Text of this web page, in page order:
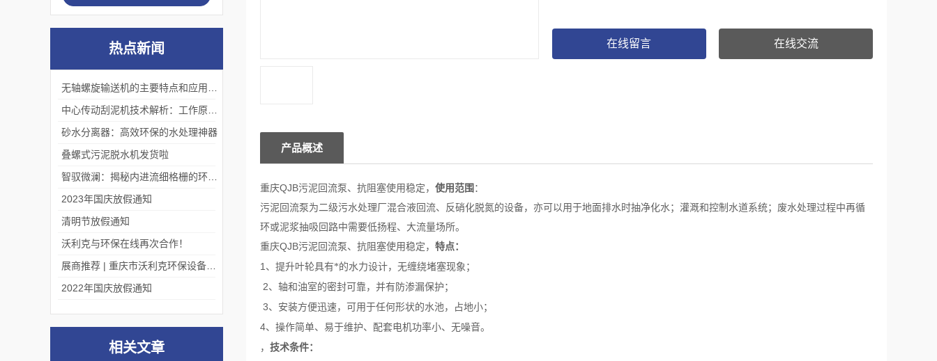
在线留言 在线交流
产品概述
重庆QJB污泥回流泵、抗阻塞使用稳定， 使用范围 ：
污泥回流泵为二级污水处理厂混合液回流、反硝化脱氮的设备，亦可以用于地面排水时抽净化水；灌溉和控制水道系统；废水处理过程中再循
环或泥浆抽吸回路中需要低扬程、大流量场所。
重庆QJB污泥回流泵、抗阻塞使用稳定， 特点：
1 、提升叶轮具有*的水力设计，无缠绕堵塞现象；
2、轴和油室的密封可靠，并有防渗漏保护；
3、安装方便迅速，可用于任何形状的水池，占地小；
4、操作简单、易于维护、配套电机功率小、无噪音。
， 技术条件：
热点新闻
砂水分离器：高效环保的水处理神器
叠螺式污泥脱水机发货啦
2023年国庆放假通知
清明节放假通知
沃利克与环保在线再次合作！
2022年国庆放假通知
相关文章